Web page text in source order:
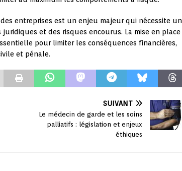
entreprises est un enjeu majeur qui nécessite
et des risques encourus. La mise en place
pour limiter les conséquences financières,
et pénale.
SUIVANT
Le médecin de garde et les soins
palliatifs : législation et enjeux
éthiques